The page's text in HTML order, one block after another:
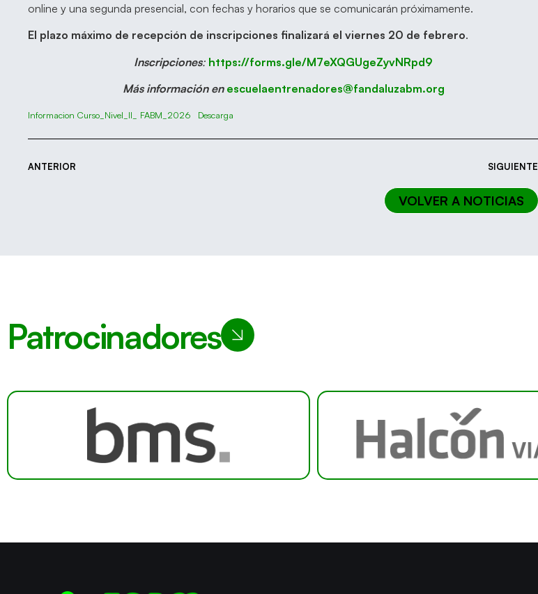
online y una segunda presencial, con fechas y horarios que se comunicarán próximamente.
El plazo máximo de recepción de inscripciones finalizará el viernes 20 de febrero.
Inscripciones: https://forms.gle/M7eXQGUgeZyvNRpd9
Más información en escuelaentrenadores@fandaluzabm.org
Informacion Curso_Nivel_II_ FABM_2026 Descarga
ANTERIOR SIGUIENTE
VOLVER A NOTICIAS
Patrocinadores